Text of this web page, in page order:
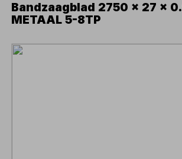
Bandzaagblad 2750 x 27 x
METAAL 5-8TP